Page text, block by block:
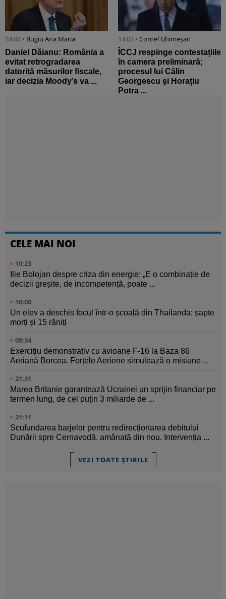
14:04 • Bugiu ⁠Ana Maria
Daniel Dăianu: România a
evitat retrogradarea
datorită măsurilor fiscale,
iar decizia Moody’s va ...
14:03 • Cornel Ghimeșan
ÎCCJ respinge contestațiile
în camera preliminară;
procesul lui Călin
Georgescu și Horațiu
Potra ...
CELE MAI NOI
10:23
Ilie Bolojan despre criza din energie: „E o combinație de
decizii greșite, de incompetență, poate ...
10:00
Un elev a deschis focul într-o școală din Thailanda: șapte
morți și 15 răniți
09:34
Exercițiu demonstrativ cu avioane F-16 la Baza 86
Aeriană Borcea. Forțele Aeriene simulează o misiune ...
21:31
Marea Britanie garantează Ucrainei un sprijin financiar pe
termen lung, de cel puțin 3 miliarde de ...
21:11
Scufundarea barjelor pentru redirecționarea debitului
Dunării spre Cernavodă, amânată din nou. Intervenția ...
VEZI TOATE ȘTIRILE